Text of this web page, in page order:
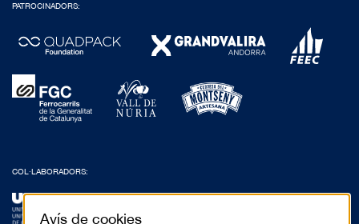
PATROCINADORS:
COL·LABORADORS:
Avís de cookies